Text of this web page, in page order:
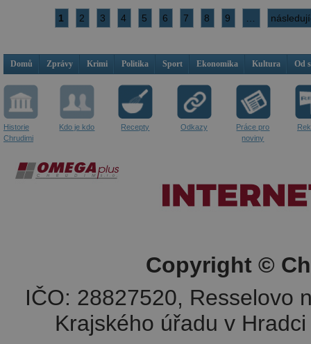
1 2 3 4 5 6 7 8 9
Domů Zprávy Krimi Politika Sport Ekonomika Kultura Od
Historie
Chrudimi
Kdo je kdo Recepty Odkazy
Práce pro
noviny
Copyright ©
IČO: 28827520, Resselovo
Krajského úřadu v